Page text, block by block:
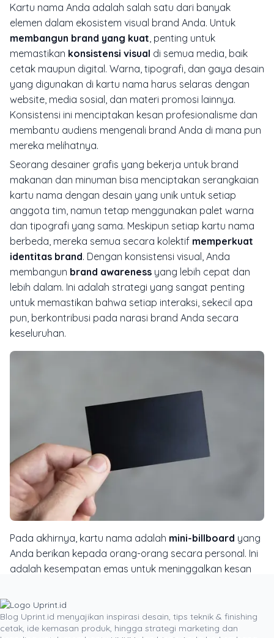
Kartu nama Anda adalah salah satu dari banyak
elemen dalam ekosistem visual brand Anda. Untuk
membangun brand yang kuat , penting untuk
memastikan konsistensi visual di semua media, baik
cetak maupun digital. Warna, tipografi, dan gaya desain
yang digunakan di kartu nama harus selaras dengan
website, media sosial, dan materi promosi lainnya.
Konsistensi ini menciptakan kesan profesionalisme dan
membantu audiens mengenali brand Anda di mana pun
mereka melihatnya.
Seorang desainer grafis yang bekerja untuk brand
makanan dan minuman bisa menciptakan serangkaian
kartu nama dengan desain yang unik untuk setiap
anggota tim, namun tetap menggunakan palet warna
dan tipografi yang sama. Meskipun setiap kartu nama
berbeda, mereka semua secara kolektif memperkuat
identitas brand. Dengan konsistensi visual, Anda
membangun brand awareness yang lebih cepat dan
lebih dalam. Ini adalah strategi yang sangat penting
untuk memastikan bahwa setiap interaksi, sekecil apa
pun, berkontribusi pada narasi brand Anda secara
keseluruhan.
Pada akhirnya, kartu nama adalah mini-billboard yang
Anda berikan kepada orang-orang secara personal. Ini
adalah kesempatan emas untuk meninggalkan kesan
yang unik, material yang berbeda, dan fungsionalitas
yang kreatif, Anda tidak hanya membagikan informasi
kontak, tetapi juga membagikan cerita dan esensi
Blog Uprint.id menyajikan inspirasi desain, tips teknik & finishing
cetak, ide kemasan produk, hingga strategi marketing dan